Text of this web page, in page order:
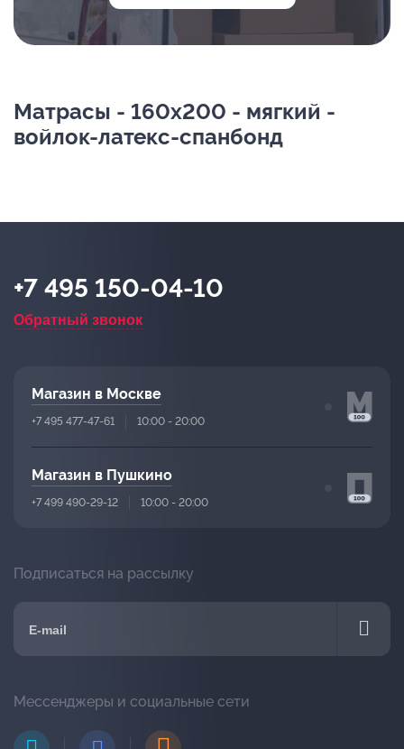
Матрасы - 160х200 - мягкий -
войлок-латекс-спанбонд
+7 495 150-04-10
Обратный звонок
Магазин в Москве
+7 495 477-47-61 10:00 - 20:00
Магазин в Пушкино
+7 499 490-29-12 10:00 - 20:00
Подписаться на рассылку
Мессенджеры и социальные сети